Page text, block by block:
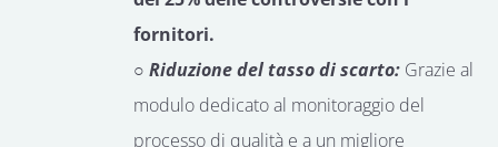
fornitori.
○ Riduzione del tasso di scarto: Grazie al
modulo dedicato al monitoraggio del
processo di qualità e a un migliore